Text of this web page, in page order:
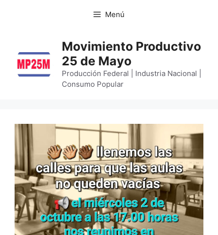
Menú
Movimiento Productivo
25 de Mayo
Producción Federal | Industria Nacional |
Consumo Popular